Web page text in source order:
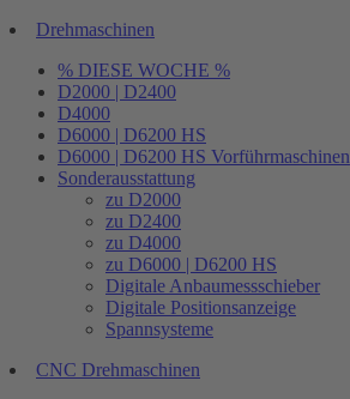
Drehmaschinen
% DIESE WOCHE %
D2000 | D2400
D4000
D6000 | D6200 HS
D6000 | D6200 HS Vorführmaschinen
Sonderausstattung
zu D2000
zu D2400
zu D4000
zu D6000 | D6200 HS
Digitale Anbaumessschieber
Digitale Positionsanzeige
Spannsysteme
CNC Drehmaschinen